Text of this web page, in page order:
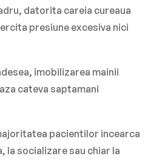
datorita careia cureaua
presiune excesiva nici
imobilizarea mainii
cateva saptamani
pacientilor incearca
la socializare sau chiar la